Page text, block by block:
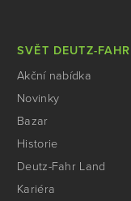
SVĚT DEUTZ-FAHR
Akční nabídka
Novinky
Bazar
Historie
Deutz-Fahr Land
Kariéra